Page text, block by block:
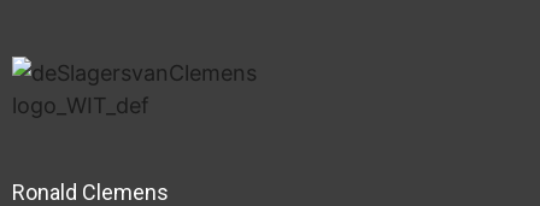
Ronald Clemens